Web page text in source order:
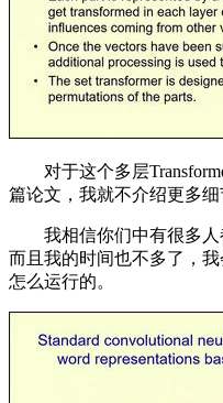
对于这个多层
篇论文，我就不介绍更多细
我相信你们中有很多人都
而且我的时间也不多了，我
怎么运行的。